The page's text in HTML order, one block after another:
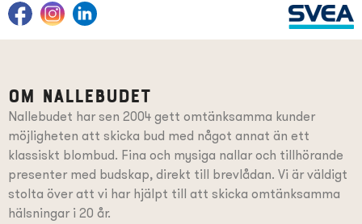
Om Nallebudet
Nallebudet har sen 2004 gett omtänksamma kunder
möjligheten att skicka bud med något annat än ett
klassiskt blombud. Fina och mysiga nallar och tillhörande
presentermed budskap, direkt till brevlådan. Vi är väldigt
stolta över att vi har hjälpt till att skicka omtänksamma
hälsningar i 20 år.